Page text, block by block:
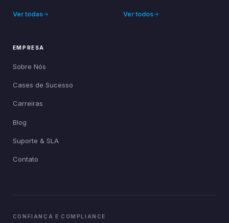
Ver todas Ver todos
EMPRESA
Sobre Nós
Cases de Sucesso
Carreiras
Blog
Suporte & SLA
Contato
CONFIANÇA E COMPLIANCE